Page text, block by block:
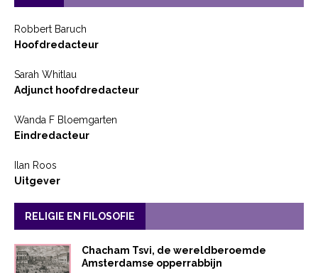
Robbert Baruch
Hoofdredacteur
Sarah Whitlau
Adjunct hoofdredacteur
Wanda F Bloemgarten
Eindredacteur
Ilan Roos
Uitgever
RELIGIE EN FILOSOFIE
Chacham Tsvi, de wereldberoemde
Amsterdamse opperrabbijn